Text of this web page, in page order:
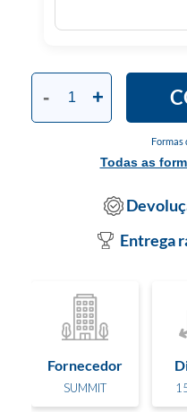
Formas
Todas as
- +
Entrega
Fornecedor
SUMMIT